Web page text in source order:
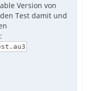
Version von
Test damit und